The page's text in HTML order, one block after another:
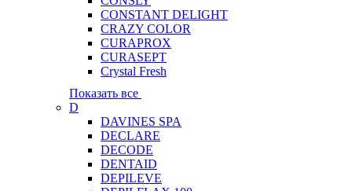
CONSTANT DELIGHT
CRAZY COLOR
CURAPROX
CURASEPT
Crystal Fresh
Показать все
D
DAVINES SPA
DECLARE
DECODE
DENTAID
DEPILEVE